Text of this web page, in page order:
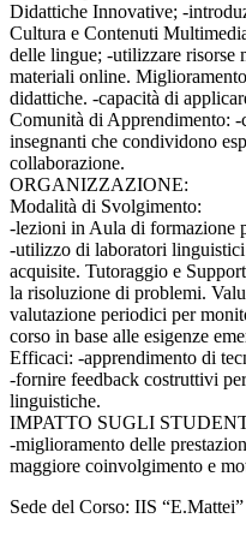
Didattiche Innovative; -
Cultura e Contenuti
delle lingue; -utilizzare risorse
materiali online.
didattiche. -capacità di
Comunità di Apprendimento:
insegnanti che condividono
collaborazione.
ORGANIZZAZIONE:
Modalità di Svolgimento:
-lezioni in Aula di formazione
-utilizzo di laboratori
acquisite. Tutoraggio e
la risoluzione di problemi.
valutazione periodici per
corso in base alle esigenze
Efficaci: -apprendimento di
-fornire feedback costruttivi
linguistiche.
IMPATTO SUGLI
-miglioramento delle
maggiore coinvolgimento e
Sede del Corso: IIS